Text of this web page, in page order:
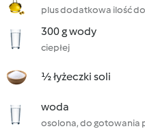
plus dodatkowa ilość
300 g wody
ciepłej
½ łyżeczki soli
woda
osolona, do gotowania